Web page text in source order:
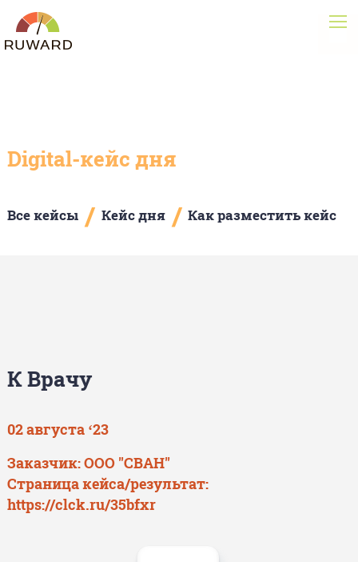
Digital-кейс дня
Все кейсы / Кейс дня / Как разместить кейс
К Врачу
02 августа ‘23
Заказчик: ООО "СВАН"
Страница кейса/результат:
https://clck.ru/35bfxr